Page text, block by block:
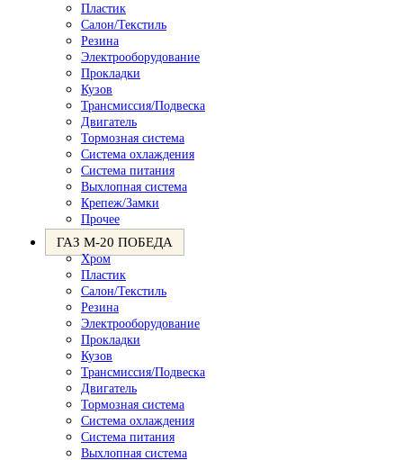
Пластик
Салон/Текстиль
Резина
Электрооборудование
Прокладки
Кузов
Трансмиссия/Подвеска
Двигатель
Тормозная система
Система охлаждения
Система питания
Выхлопная система
Крепеж/Замки
Прочее
ГАЗ М-20 ПОБЕДА
Хром
Пластик
Салон/Текстиль
Резина
Электрооборудование
Прокладки
Кузов
Трансмиссия/Подвеска
Двигатель
Тормозная система
Система охлаждения
Система питания
Выхлопная система